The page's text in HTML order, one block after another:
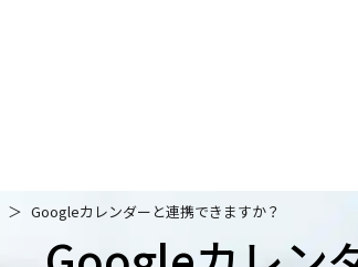
Googleカレンダーと連携できますか？